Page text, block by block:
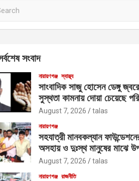
সংবাদ
নারায়ণগঞ্জ স্বাস্থ্য
সাংবাদিক সাজু হোসেন ডেঙ্গু
সুস্থতা কামনায় দোয়া চেয়েছে
August 7, 2026 talas
নারায়ণগঞ্জ
সহযাত্রী মানবকল্যান
অসহায় ও দুঃস্থ মানুষের মাঝে
August 7, 2026 talas
নারায়ণগঞ্জ রাজনীতি